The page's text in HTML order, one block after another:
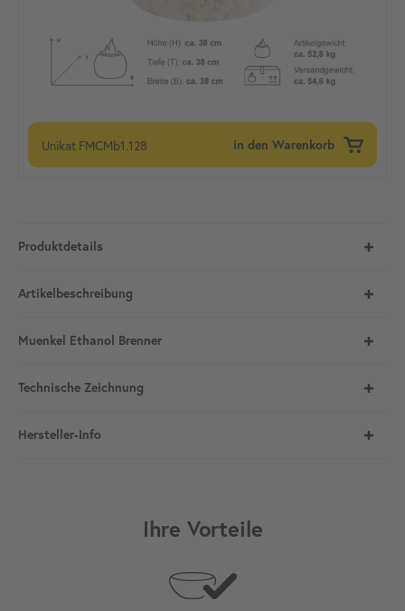
Unikat FMCMb1.128 in den Warenkorb
Produktdetails
Artikelbeschreibung
Muenkel Ethanol Brenner
Technische Zeichnung
Hersteller-Info
Ihre Vorteile